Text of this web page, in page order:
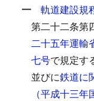
一 軌道建設規
第二十二条第
二十五年運輸
七号で規定す
並びに鉄道に
（平成十三